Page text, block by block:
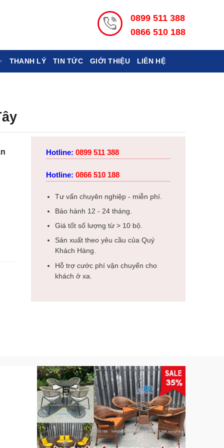
0899 511 388
0866 510 188
THANH LÝ TIN TỨC GIỚI THIỆU LIÊN HỆ
Hotline: 0899 511 388
Hotline: 0866 510 188
Tư vấn chuyên nghiệp - miễn phí.
Bảo hành 12 - 24 tháng.
Giá tốt số lượng từ > 10 bộ.
Sản xuất theo yêu cầu của Quý
Khách Hàng.
Hỗ trợ cước phí vận chuyển cho
khách ở xa.